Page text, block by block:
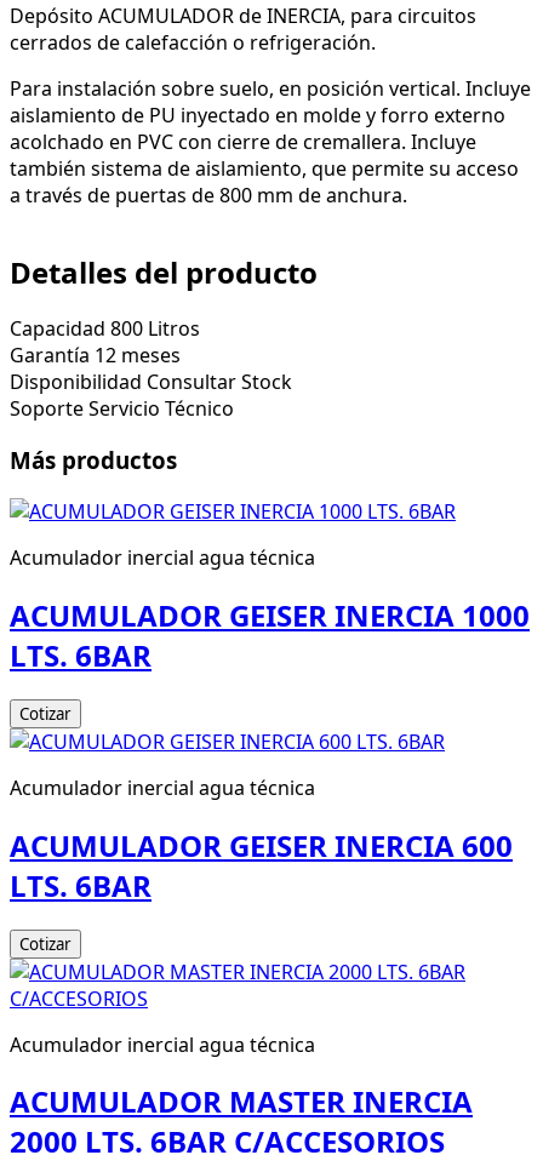
Depósito ACUMULADOR de INERCIA, para circuitos
cerrados de calefacción o refrigeración.
Para instalación sobre suelo, en posición vertical. Incluye
aislamiento de PU inyectado en molde y forro externo
acolchado en PVC con cierre de cremallera. Incluye
también sistema de aislamiento, que permite su acceso
a través de puertas de 800 mm de anchura.
Detalles del producto
Capacidad 800 Litros
Garantía 12 meses
Disponibilidad Consultar Stock
SoporteServicio Técnico
Más productos
Acumulador inercial agua técnica
ACUMULADOR GEISER INERCIA 1000
LTS. 6BAR
Cotizar
Acumulador inercial agua técnica
ACUMULADOR GEISER INERCIA 600
LTS. 6BAR
Cotizar
Acumulador inercial agua técnica
ACUMULADOR MASTER INERCIA
2000 LTS. 6BAR C/ACCESORIOS